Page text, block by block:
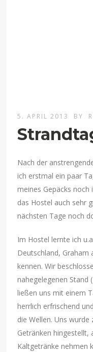
5. APRIL 2013 BY
Nach der
ich erstmal ein paar
meines Gepäcks
das Hostel auch sehr
nächsten Tage noch
Im Hostel lernte ich
Deutschland, Graham
kennen. Wir
nahegelegenen Stand
ließen uns mit einem
herrlich erfrischend
die Wellen. Uns
Getränken hingestellt,
Kaltgetränke nehmen